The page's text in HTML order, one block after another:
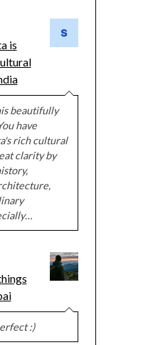
is
beautifully
have
rich cultural
clarity by
:)